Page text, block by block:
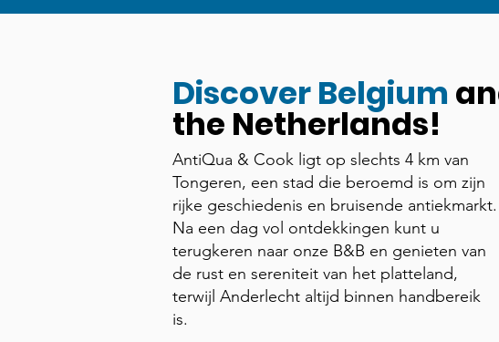
Discover Belgium
the Netherlands!
AntiQua & Cook ligt op slechts 4 km van
Tongeren, een stad die beroemd is om zijn
rijke geschiedenis en bruisende antiekmarkt.
Na een dag vol ontdekkingen kunt u
terugkeren naar onze B&B en genieten van
de rust en sereniteit van het platteland,
terwijl Anderlecht altijd binnen handbereik
is.